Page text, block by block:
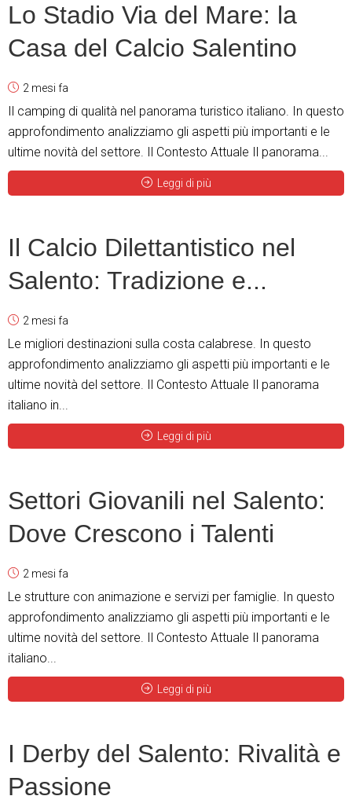
Lo Stadio Via del Mare: la
Casa del Calcio Salentino
2 mesi fa
Il camping di qualità nel panorama turistico italiano. In questo
approfondimento analizziamo gli aspetti più importanti e le
ultime novità del settore. Il Contesto Attuale Il panorama...
Leggi di più
Il Calcio Dilettantistico nel
Salento: Tradizione e...
2 mesi fa
Le migliori destinazioni sulla costa calabrese. In questo
approfondimento analizziamo gli aspetti più importanti e le
ultime novità del settore. Il Contesto Attuale Il panorama
italiano in...
Leggi di più
Settori Giovanili nel Salento:
Dove Crescono i Talenti
2 mesi fa
Le strutture con animazione e servizi per famiglie. In questo
approfondimento analizziamo gli aspetti più importanti e le
ultime novità del settore. Il Contesto Attuale Il panorama
italiano...
Leggi di più
I Derby del Salento: Rivalità e
Passione